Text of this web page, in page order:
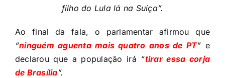
filho do Lula lá na Suíça”.
Ao final da fala, o parlamentar afirmou que
“ninguém aguenta mais quatro anos de PT” e
declarou que a população irá “tirar essa corja
de Brasília”.